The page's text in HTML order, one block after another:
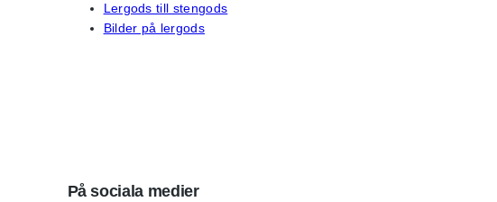
Lergods till stengods
Bilder på lergods
På sociala medier